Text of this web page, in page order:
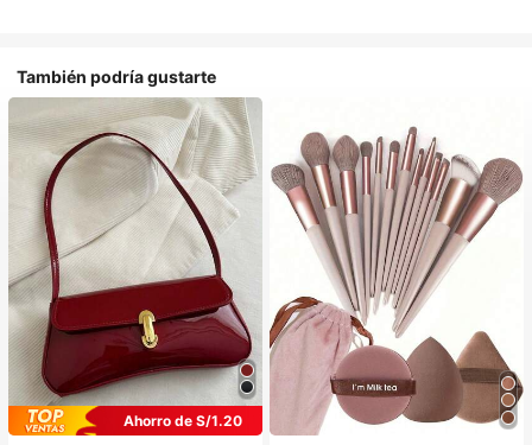
También podría gustarte
Ahorro de S/1.20